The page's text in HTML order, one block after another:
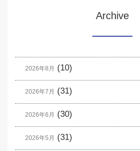
Archive
2026年8月 (10)
2026年7月 (31)
2026年6月 (30)
2026年5月 (31)